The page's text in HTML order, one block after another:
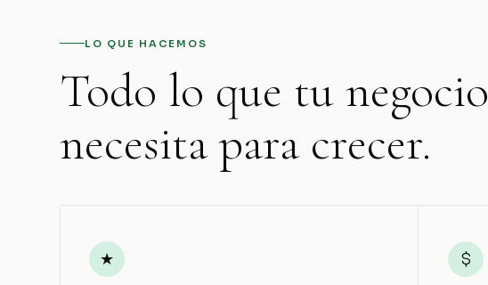
LO QUE HACEMOS
Todo lo que tu negocio
necesita para crecer.
★ $